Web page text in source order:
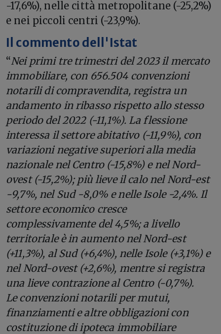
-17,6%), nelle città metropolitane (-25,2%)
e nei piccoli centri (-23,9%).
Il commento dell'Istat
“Nei primi tre trimestri del 2023 il mercato
immobiliare, con 656.504 convenzioni
notarili di compravendita, registra un
andamento in ribasso rispetto allo stesso
periodo del 2022 (-11,1%). La flessione
interessa il settore abitativo (-11,9%), con
variazioni negative superiori alla media
nazionale nel Centro (-15,8%) e nel Nord-
ovest (-15,2%); più lieve il calo nel Nord-est
-9,7%, nel Sud -8,0% e nelle Isole -2,4%. Il
settore economico cresce
complessivamente del 4,5%; a livello
territoriale è in aumento nel Nord-est
(+11,3%), al Sud (+6,4%), nelle Isole (+3,1%) e
nel Nord-ovest (+2,6%), mentre si registra
una lieve contrazione al Centro (-0,7%).
Le convenzioni notarili per mutui,
finanziamenti e altre obbligazioni con
costituzione di ipoteca immobiliare